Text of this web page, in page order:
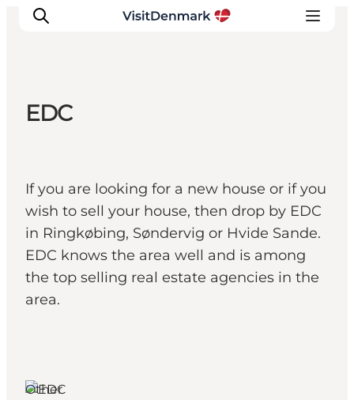
Wat te doen
Accommodaties
Plan je reis
EDC
If you are looking for a new house or if you
wish to sell your house, then drop by EDC
in Ringkøbing, Søndervig or Hvide Sande.
EDC knows the area well and is among
the top selling real estate agencies in the
area.
Other